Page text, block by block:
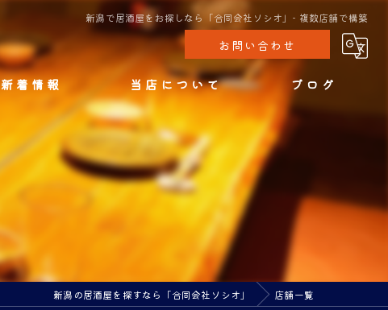
新潟で居酒屋をお探しなら「合同会社ソシオ」- 複数店舗で構築
お問い合わせ
新着情報 当店について
新潟駅のダーツバー
バー
焼き鳥
グルメ
ブログ
新潟の居酒屋を探すなら「合同会社ソシオ」 店舗一覧